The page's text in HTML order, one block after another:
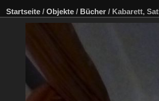
Startseite / Objekte / Bücher / Kabarett,